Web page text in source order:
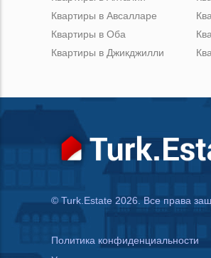
Квартиры в Авсалларе
Квартиры в Оба
Квартиры в Джикджилли
© Turk.Estate 2026. Все права
Политика конфиденциальности